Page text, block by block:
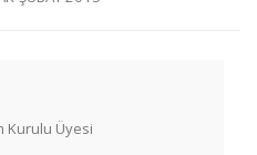
Kurulu Üyesi